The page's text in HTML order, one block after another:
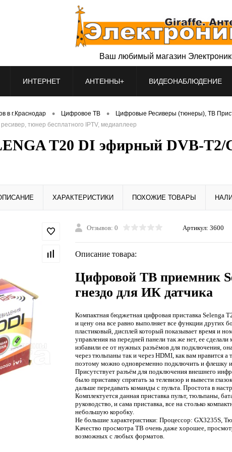
Ваш любимый магазин
ИНТЕРНЕТ АНТЕННЫ+ ВИДЕОНАБЛЮДЕНИЕ
в г.Краснодар • Цифровое ТВ • Цифровые Ресиверы (тюнеры), ТВ
тюнер бесплатного IPTV, медиаплеер
T20 DI эфирный DVB-T2/
ХАРАКТЕРИСТИКИ ПОХОЖИЕ ТОВАРЫ
Отзывов: 0 Артикул: 3600
Описание товара:
Цифровой ТВ приемник
гнездо для ИК датчика
Компактная бюджетная цифровая приставка Selenga
и цену она все равно выполняет все функции других
пластиковый, дисплей который показывает время и
управления на передней панели так же нет, ее
избавили ее от нужных разъёмов для подключения,
через тюльпаны так и через HDMI, как вам нравится а
поэтому можно одновременно подключить и флешку и
Присутствует разъём для подключения внешнего
было приставку спрятать за телевизор и вывести
дальше передавать команды с пульта. Простота в
Комплектуется данная приставка пульт, тюльпаны,
руководство, и сама приставка, все на столько
небольшую коробку.
Не большие характеристики: Процессор: GX3235S,
Качество просмотра ТВ очень даже хорошее,
возможных с любых форматов.